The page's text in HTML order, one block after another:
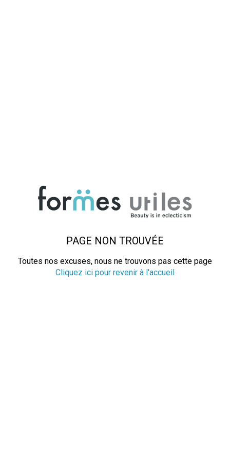
PAGE NON TROUVÉE
Toutes nos excuses, nous ne trouvons pas cette page
Cliquez ici pour revenir à l'accueil